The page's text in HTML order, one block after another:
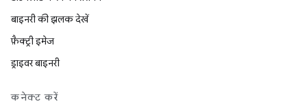
बाइनरी की झलक देखें
फ़ैक्ट्री इमेज
ड्राइवर बाइनरी
कनेक्ट करें